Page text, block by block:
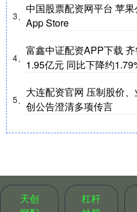
3、
中国股票配资网平台 苹
App Store
4、
富鑫中证配资APP下载
1.95亿元 同比下降约
5、
大连配资官网 压制股价
创公告澄清多项传言
天创
杠杆